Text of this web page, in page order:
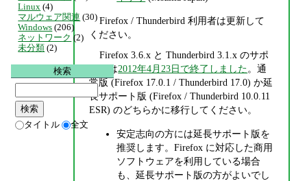
Firefox / Thunderbird 利用者は更新して
ください。
Firefox 3.6.x と Thunderbird 3.1.x のサポ
ートは2012年4月23日で終了しました。通
常版 (Firefox 17.0.1 / Thunderbird 17.0) か延
長サポート版 (Firefox / Thunderbird 10.0.11
ESR) のどちらかに移行してください。
安定志向の方には延長サポート版を
推奨します。Firefox に対応した商用
ソフトウェアを利用している場合
も、延長サポート版の方がよいでし
Linux (4)
マルウェア関連 (30)
Windows (206)
ネットワーク (2)
未分類 (2)
検索
タイトル 全文